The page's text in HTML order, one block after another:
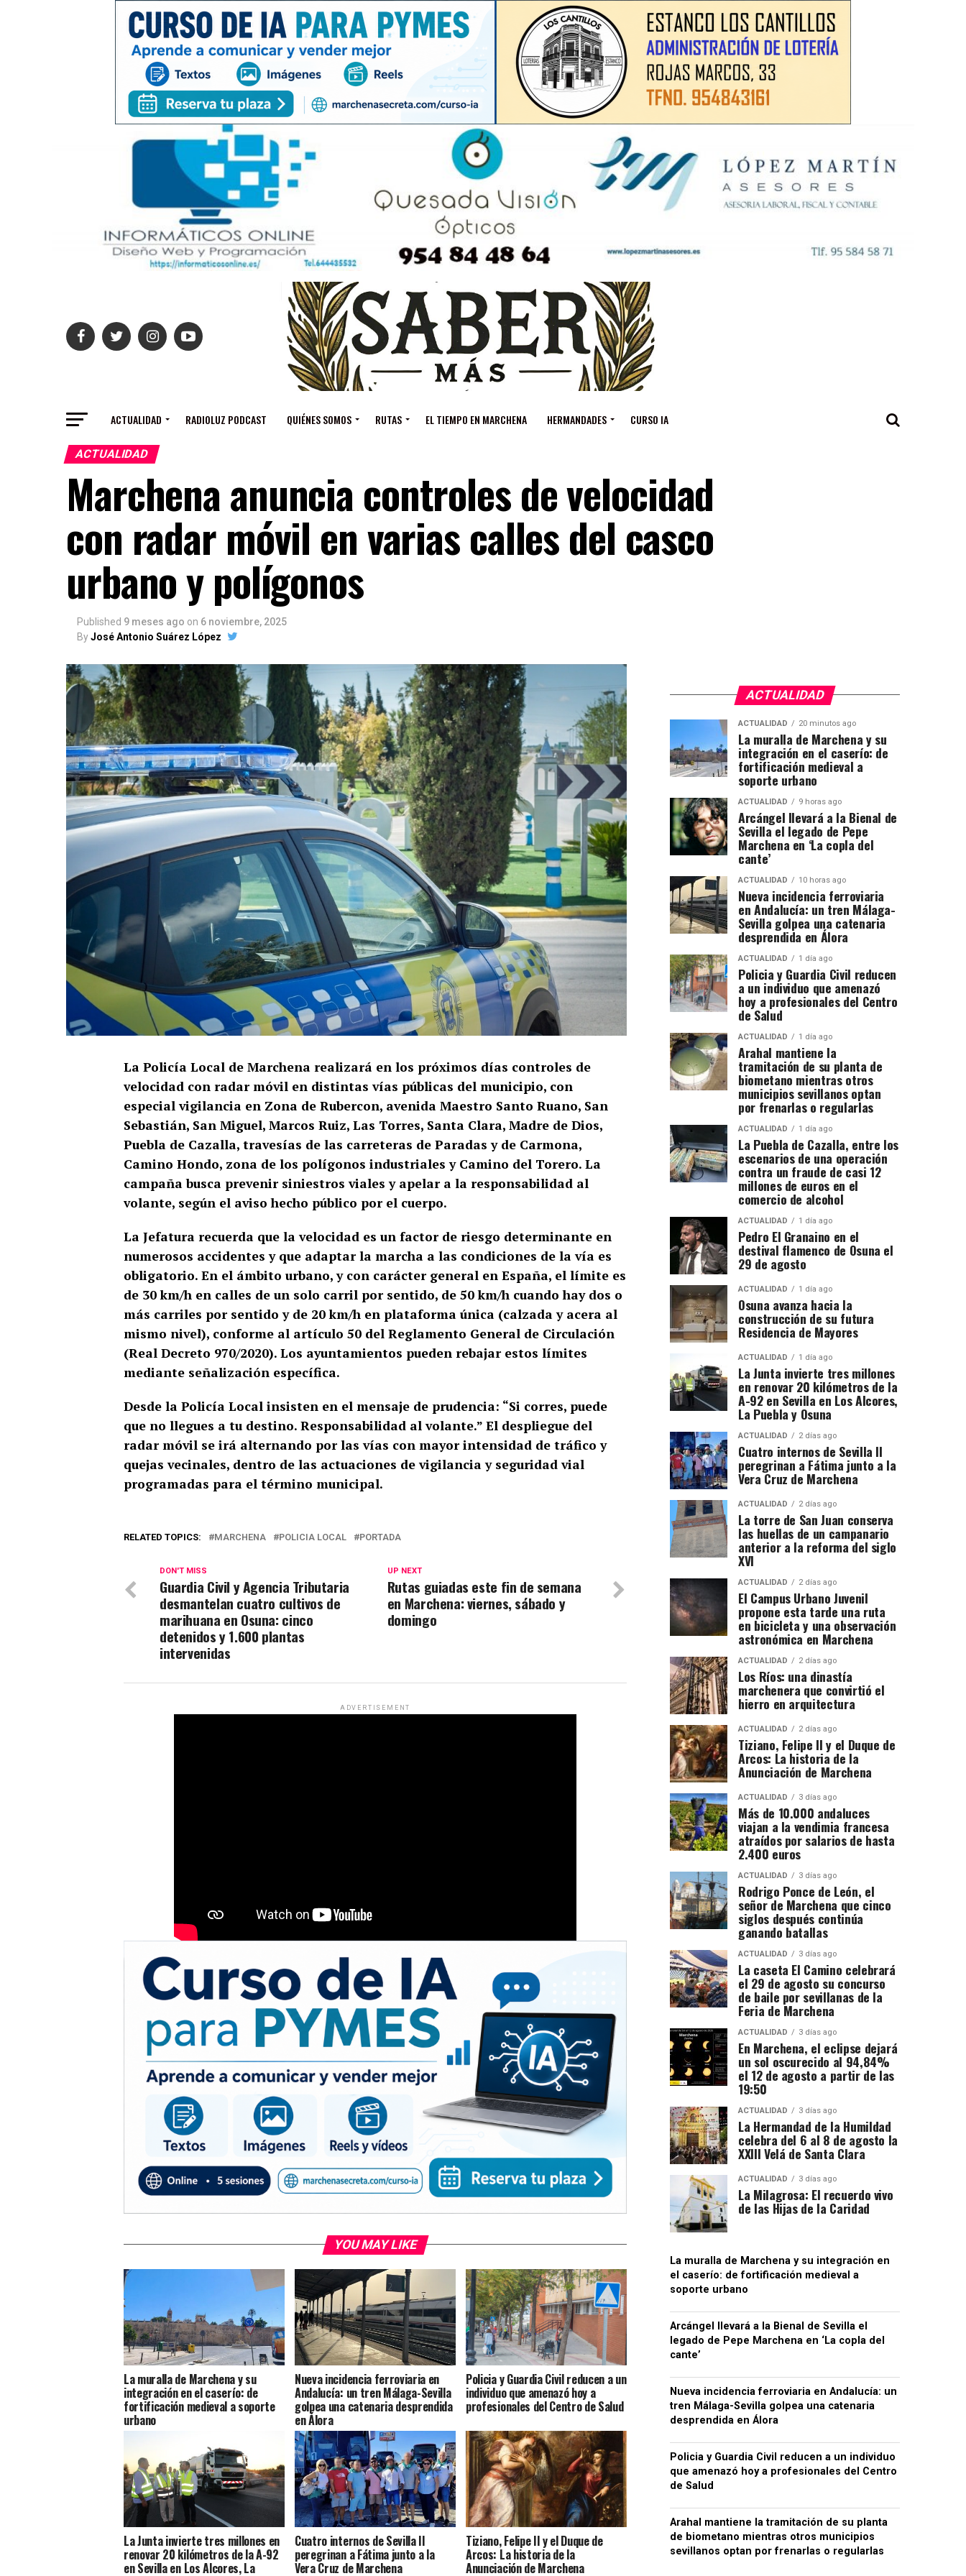
ACTUALIDAD RADIOLUZ PODCAST QUIÉNES SOMOS RUTAS EL TIEMPO EN MARCHENA HERMANDADES CURSO IA
ACTUALIDAD
Marchena anuncia controles de velocidad
con radar móvil en varias calles del casco
urbano y polígonos
Published 9 meses ago on 6 noviembre, 2025
ByJosé Antonio Suárez López
La Policía Local de Marchena realizará en los próximos días controles de
velocidad con radar móvil en distintas vías públicas del municipio, con
especial vigilancia en Zona de Rubercon, avenida Maestro Santo Ruano, San
Sebastián, San Miguel, Marcos Ruiz, Las Torres, Santa Clara, Madre de Dios,
Puebla de Cazalla, travesías de las carreteras de Paradas y de Carmona,
Camino Hondo, zona de los polígonos industriales y Camino del Torero. La
campaña busca prevenir siniestros viales y apelar a la responsabilidad al
volante, según el aviso hecho público por el cuerpo.
La Jefatura recuerda que la velocidad es un factor de riesgo determinante en
numerosos accidentes y que adaptar la marcha a las condiciones de la vía es
obligatorio. En el ámbito urbano, y con carácter general en España, el límite es
de 30 km/h en calles de un solo carril por sentido, de 50 km/h cuando hay dos o
más carriles por sentido y de 20 km/h en plataforma única (calzada y acera al
mismo nivel), conforme al artículo 50 del Reglamento General de Circulación
(Real Decreto 970/2020). Los ayuntamientos pueden rebajar estos límites
mediante señalización específica.
Desde la Policía Local insisten en el mensaje de prudencia: “Si corres, puede
que no llegues a tu destino. Responsabilidad al volante.” El despliegue del
radar móvil se irá alternando por las vías con mayor intensidad de tráfico y
quejas vecinales, dentro de las actuaciones de vigilancia y seguridad vial
programadas para el término municipal.
RELATED TOPICS: MARCHENA POLICIA LOCAL PORTADA
UP NEXT
Rutas guiadas este fin de semana
en Marchena: viernes, sábado y
domingo
DON'T MISS
Guardia Civil y Agencia Tributaria
desmantelan cuatro cultivos de
marihuana en Osuna: cinco
detenidos y 1.600 plantas
intervenidas
ADVERTISEMENT
YOU MAY LIKE
La muralla de Marchena y su
integración en el caserío: de
fortificación medieval a soporte
urbano
Nueva incidencia ferroviaria en
Andalucía: un tren Málaga-Sevilla
golpea una catenaria desprendida
en Álora
Policia y Guardia Civil reducen a un
individuo que amenazó hoy a
profesionales del Centro de Salud
La Junta invierte tres millones en
renovar 20 kilómetros de la A-92
en Sevilla en Los Alcores, La
Cuatro internos de Sevilla II
peregrinan a Fátima junto a la
Vera Cruz de Marchena
Tiziano, Felipe II y el Duque de
Arcos: La historia de la
Anunciación de Marchena
ACTUALIDAD
ACTUALIDAD 20 minutos ago
La muralla de Marchena y su
integración en el caserío: de
fortificación medieval a
soporte urbano
ACTUALIDAD 9 horas ago
Arcángel llevará a la Bienal de
Sevilla el legado de Pepe
Marchena en ‘La copla del
cante’
ACTUALIDAD 10 horas ago
Nueva incidencia ferroviaria
en Andalucía: un tren Málaga-
Sevilla golpea una catenaria
desprendida en Álora
ACTUALIDAD 1 día ago
Policia y Guardia Civil reducen
a un individuo que amenazó
hoy a profesionales del Centro
de Salud
ACTUALIDAD 1 día ago
Arahal mantiene la
tramitación de su planta de
biometano mientras otros
municipios sevillanos optan
por frenarlas o regularlas
ACTUALIDAD 1 día ago
La Puebla de Cazalla, entre los
escenarios de una operación
contra un fraude de casi 12
millones de euros en el
comercio de alcohol
ACTUALIDAD 1 día ago
Pedro El Granaino en el
destival flamenco de Osuna el
29 de agosto
ACTUALIDAD 1 día ago
Osuna avanza hacia la
construcción de su futura
Residencia de Mayores
ACTUALIDAD 1 día ago
La Junta invierte tres millones
en renovar 20 kilómetros de la
A-92 en Sevilla en Los Alcores,
La Puebla y Osuna
ACTUALIDAD 2 días ago
Cuatro internos de Sevilla II
peregrinan a Fátima junto a la
Vera Cruz de Marchena
ACTUALIDAD 2 días ago
La torre de San Juan conserva
las huellas de un campanario
anterior a la reforma del siglo
XVI
ACTUALIDAD 2 días ago
El Campus Urbano Juvenil
propone esta tarde una ruta
en bicicleta y una observación
astronómica en Marchena
ACTUALIDAD 2 días ago
Los Ríos: una dinastía
marchenera que convirtió el
hierro en arquitectura
ACTUALIDAD 2 días ago
Tiziano, Felipe II y el Duque de
Arcos: La historia de la
Anunciación de Marchena
ACTUALIDAD 3 días ago
Más de 10.000 andaluces
viajan a la vendimia francesa
atraídos por salarios de hasta
2.400 euros
ACTUALIDAD 3 días ago
Rodrigo Ponce de León, el
señor de Marchena que cinco
siglos después continúa
ganando batallas
ACTUALIDAD 3 días ago
La caseta El Camino celebrará
el 29 de agosto su concurso
de baile por sevillanas de la
Feria de Marchena
ACTUALIDAD 3 días ago
En Marchena, el eclipse dejará
un sol oscurecido al 94,84%
el 12 de agosto a partir de las
19:50
ACTUALIDAD 3 días ago
La Hermandad de la Humildad
celebra del 6 al 8 de agosto la
XXIII Velá de Santa Clara
ACTUALIDAD 3 días ago
La Milagrosa: El recuerdo vivo
de las Hijas de la Caridad
La muralla de Marchena y su integración en
el caserío: de fortificación medieval a
soporte urbano
Arcángel llevará a la Bienal de Sevilla el
legado de Pepe Marchena en ‘La copla del
cante’
Nueva incidencia ferroviaria en Andalucía: un
tren Málaga-Sevilla golpea una catenaria
desprendida en Álora
Policia y Guardia Civil reducen a un individuo
que amenazó hoy a profesionales del Centro
de Salud
Arahal mantiene la tramitación de su planta
de biometano mientras otros municipios
sevillanos optan por frenarlas o regularlas